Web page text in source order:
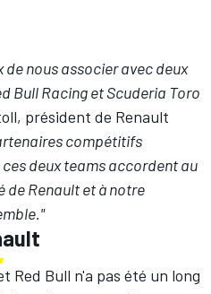
de nous associer avec deux
Bull Racing et Scuderia Toro
président de Renault
compétitifs
deux teams accordent au
de Renault et à notre
Red Bull n'a pas été un long